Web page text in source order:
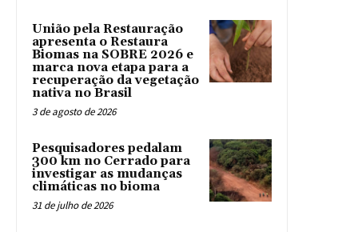
União pela Restauração
apresenta o Restaura
Biomas na SOBRE 2026 e
marca nova etapa para a
recuperação da vegetação
nativa no Brasil
3 de agosto de 2026
Pesquisadores pedalam
300 km no Cerrado para
investigar as mudanças
climáticas no bioma
31 de julho de 2026